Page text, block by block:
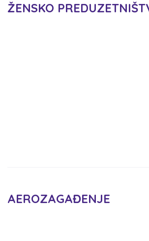
ŽENSKO
AEROZAGAĐENJE